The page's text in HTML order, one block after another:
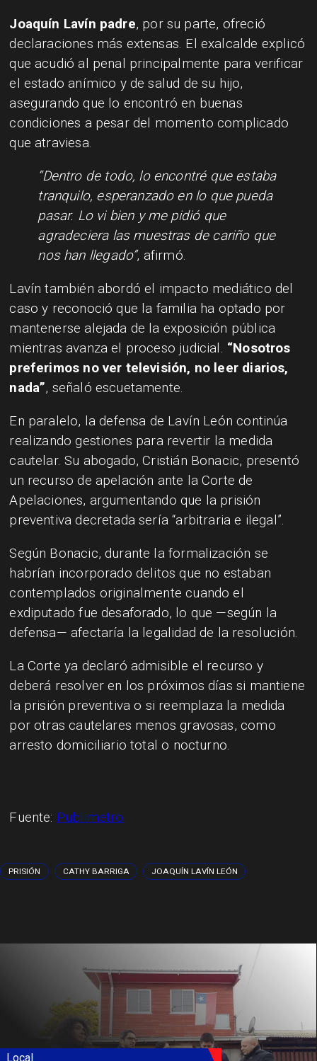
Joaquín Lavín padre, por su parte, ofreció
declaraciones más extensas. El exalcalde explicó
que acudió al penal principalmente para verificar
el estado anímico y de salud de su hijo,
asegurando que lo encontró en buenas
condiciones a pesar del momento complicado
que atraviesa.
“Dentro de todo, lo encontré que estaba
tranquilo, esperanzado en lo que pueda
pasar. Lo vi bien y me pidió que
agradeciera las muestras de cariño que
nos han llegado”, afirmó.
Lavín también abordó el impacto mediático del
caso y reconoció que la familia ha optado por
mantenerse alejada de la exposición pública
mientras avanza el proceso judicial. “Nosotros
preferimos no ver televisión, no leer diarios,
nada”, señaló escuetamente.
En paralelo, la defensa de Lavín León continúa
realizando gestiones para revertir la medida
cautelar. Su abogado, Cristián Bonacic, presentó
un recurso de apelación ante la Corte de
Apelaciones, argumentando que la prisión
preventiva decretada sería “arbitraria e ilegal”.
Según Bonacic, durante la formalización se
habrían incorporado delitos que no estaban
contemplados originalmente cuando el
exdiputado fue desaforado, lo que —según la
defensa— afectaría la legalidad de la resolución.
La Corte ya declaró admisible el recurso y
deberá resolver en los próximos días si mantiene
la prisión preventiva o si reemplaza la medida
por otras cautelares menos gravosas, como
arresto domiciliario total o nocturno.
Fuente: Publimetro
PRISIÓN CATHY BARRIGA JOAQUÍN LAVÍN LEÓN
Local